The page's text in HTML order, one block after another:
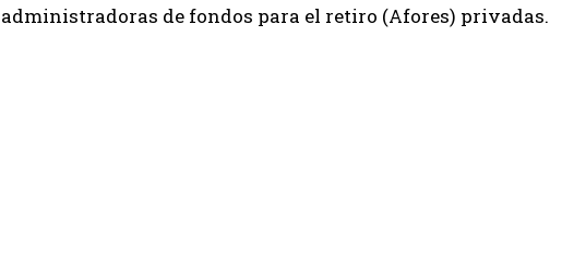
administradoras de fondos para el retiro (Afores) privadas.